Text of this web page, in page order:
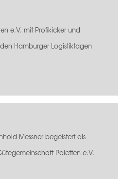
e.V. mit Profikicker und
Hamburger Logistiktagen
Messner begeistert als
Paletten e.V.